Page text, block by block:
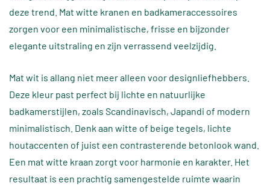
deze trend. Mat witte kranen en badkameraccessoires
zorgen voor een minimalistische, frisse en bijzonder
elegante uitstraling en zijn verrassend veelzijdig.
Mat wit is allang niet meer alleen voor designliefhebbers.
Deze kleur past perfect bij lichte en natuurlijke
badkamerstijlen, zoals Scandinavisch, Japandi of modern
minimalistisch. Denk aan witte of beige tegels, lichte
houtaccenten of juist een contrasterende betonlook wand.
Een mat witte kraan zorgt voor harmonie en karakter. Het
resultaat is een prachtig samengestelde ruimte waarin